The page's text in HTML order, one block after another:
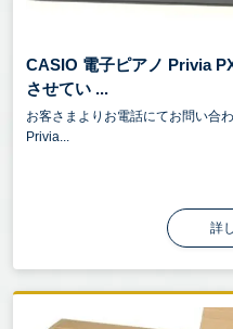
CASIO 電子ピアノ Privia
させてい ...
お客さまよりお電話にてお問い合
Privia...
詳